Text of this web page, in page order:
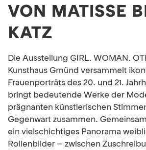
VON MATISSE
KATZ
Die Ausstellung GIRL. WOMAN.
Kunsthaus Gmünd versammelt
Frauenporträts des 20. und 21.
bringt bedeutende Werke der
prägnanten künstlerischen
Gegenwart zusammen.
ein vielschichtiges Panorama
Rollenbilder – zwischen